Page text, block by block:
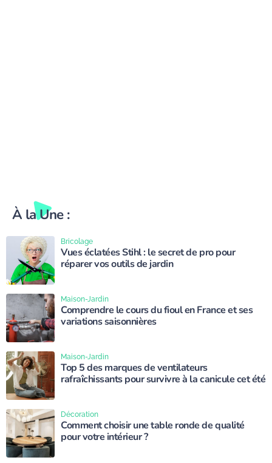
À la Une :
Vues éclatées Stihl : le secret de pro pour
réparer vos outils de jardin
Bricolage
Comprendre le cours du fioul en France et ses
variations saisonnières
Maison-Jardin
Top 5 des marques de ventilateurs
rafraîchissants pour survivre à la canicule cet été
Maison-Jardin
Comment choisir une table ronde de qualité
pour votre intérieur ?
Décoration